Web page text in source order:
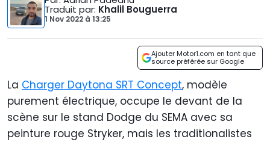
Traduit par: Khalil Bouguerra
1 Nov 2022 à 13:25
Ajouter Motor1.com en tant que
source préférée sur Google
La Charger Daytona SRT Concept, modèle
purement électrique, occupe le devant de la
scène sur le stand Dodge du SEMA avec sa
peinture rouge Stryker, mais les traditionalistes